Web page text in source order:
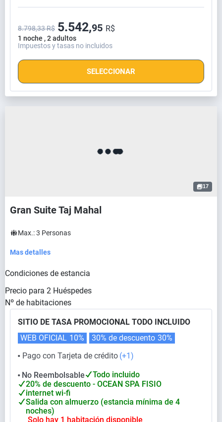
1 noche , 2 adultos
8.798,33 R$ 5.542,95 R$
Impuestos y tasas no incluidos
SELECCIONAR
17
Gran Suite Taj Mahal
Max.:3 Personas
Mas detalles
Condiciones de estancia
Precio para 2 Huéspedes
Nº de habitaciones
SITIO DE TASA PROMOCIONAL TODO INCLUIDO
⬤ Pago con Tarjeta de crédito (+1)
WEB OFICIAL 10% 30% de descuento 30%
⬤ No Reembolsable
Todo incluido
20% de descuento - OCEAN SPA FISIO
internet wi-fi
Salida con almuerzo (estancia mínima de 4
noches)
Solo hay 1 habitación disponible